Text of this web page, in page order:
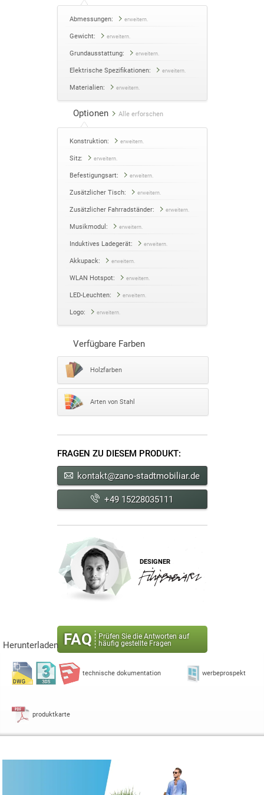
Abmessungen: erweitern.
Gewicht: erweitern.
Grundausstattung: erweitern.
Elektrische Spezifikationen: erweitern.
Materialien: erweitern.
Optionen Alle erforschen
Konstruktion: erweitern.
Sitz: erweitern.
Befestigungsart: erweitern.
Zusätzlicher Tisch: erweitern.
Zusätzlicher Fahrradständer: erweitern.
Musikmodul: erweitern.
Induktives Ladegerät: erweitern.
Akkupack: erweitern.
WLAN Hotspot: erweitern.
LED-Leuchten: erweitern.
Logo: erweitern.
Verfügbare Farben
Holzfarben
Arten von Stahl
FRAGEN ZU DIESEM PRODUKT:
kontakt@zano-stadtmobiliar.de
+49 15228035111
DESIGNER
FAQ
Prüfen Sie die Antworten auf
häufig gestellte Fragen
Herunterladen
technische dokumentation werbeprospekt
produktkarte